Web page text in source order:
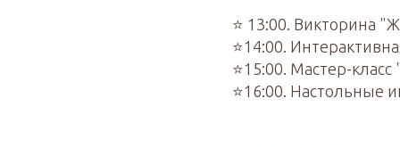
⭐ 13:00. Викторина
⭐14:00.
⭐15:00. Мастер-
⭐16:00. Настольные